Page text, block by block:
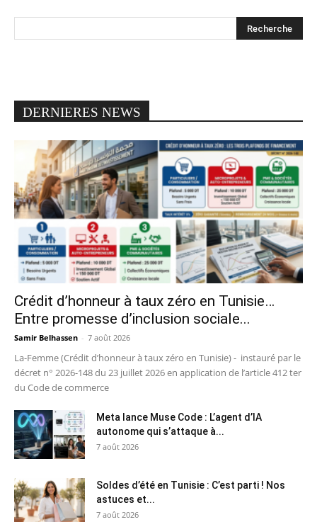
DERNIERES NEWS
Crédit d’honneur à taux zéro en Tunisie…
Entre promesse d’inclusion sociale...
Samir Belhassen - 7 août 2026
La-Femme (Crédit d’honneur à taux zéro en Tunisie) - instauré par le
décret n° 2026-148 du 23 juillet 2026 en application de l’article 412 ter
du Code de commerce
Meta lance Muse Code : L’agent d’IA
autonome qui s’attaque à...
7 août 2026
Soldes d’été en Tunisie : C’est parti ! Nos
astuces et...
7 août 2026